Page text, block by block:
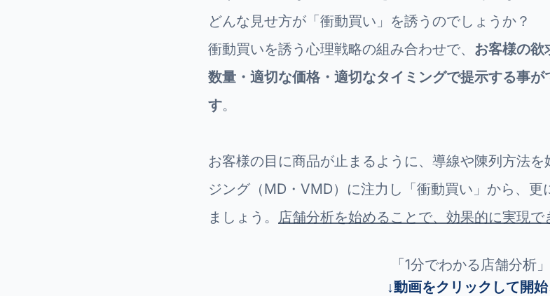
どんな見せ方が「衝動買い」を誘うのでしょうか？
衝動買いを誘う心理戦略の組み合わせで、 お客様の欲
数量・適切な価格・適切なタイミングで提示する事
す。
お客様の目に商品が止まるように、導線や陳列方法
ジング（MD・VMD）に注力し「衝動買い」から、 更
ましょう。 店舗分析を始めることで、効果的に実現で
「1分でわかる店舗分析」
↓動画をクリックして開始